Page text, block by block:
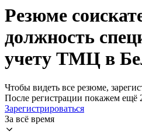
Резюме
должность
учету ТМЦ в
Чтобы видеть все резюме,
После регистрации покажем ещё
Зарегистрироваться
За всё время